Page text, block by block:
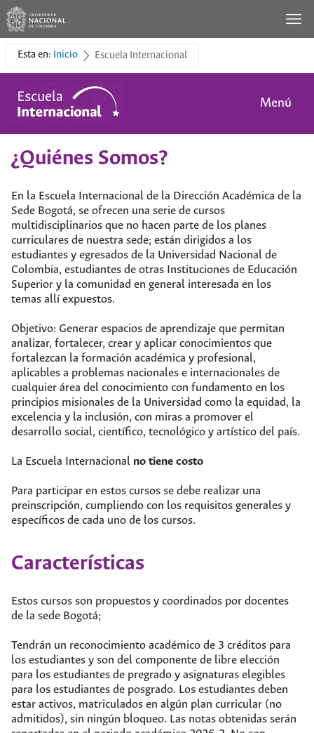
Esta en: Inicio Escuela Internacional
Menú
¿Quiénes Somos?
En la Escuela Internacional de la Dirección Académica de la
Sede Bogotá, se ofrecen una serie de cursos
multidisciplinarios que no hacen parte de los planes
curriculares de nuestra sede; están dirigidos a los
estudiantes y egresados de la Universidad Nacional de
Colombia, estudiantes de otras Instituciones de Educación
Superior y la comunidad en general interesada en los
temas allí expuestos.
Objetivo: Generar espacios de aprendizaje que permitan
analizar, fortalecer, crear y aplicar conocimientos que
fortalezcan la formación académica y profesional,
aplicables a problemas nacionales e internacionales de
cualquier área del conocimiento con fundamento en los
principios misionales de la Universidad como la equidad, la
excelencia y la inclusión, con miras a promover el
desarrollo social, científico, tecnológico y artístico del país.
La Escuela Internacional no tiene costo
Para participar en estos cursos se debe realizar una
preinscripción, cumpliendo con los requisitos generales y
específicos de cada uno de los cursos.
Características
Estos cursos son propuestos y coordinados por docentes
de la sede Bogotá;
Tendrán un reconocimiento académico de 3 créditos para
los estudiantes y son del componente de libre elección
para los estudiantes de pregrado y asignaturas elegibles
para los estudiantes de posgrado. Los estudiantes deben
estar activos, matriculados en algún plan curricular (no
admitidos), sin ningún bloqueo. Las notas obtenidas serán